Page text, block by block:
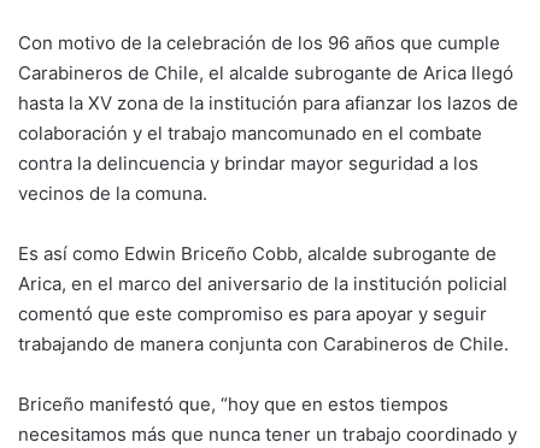
Con motivo de la celebración de los 96 años que cumple
Carabineros de Chile, el alcalde subrogante de Arica llegó
hasta la XV zona de la institución para afianzar los lazos de
colaboración y el trabajo mancomunado en el combate
contra la delincuencia y brindar mayor seguridad a los
vecinos de la comuna.
Es así como Edwin Briceño Cobb, alcalde subrogante de
Arica, en el marco del aniversario de la institución policial
comentó que este compromiso es para apoyar y seguir
trabajando de manera conjunta con Carabineros de Chile.
Briceño manifestó que, “hoy que en estos tiempos
necesitamos más que nunca tener un trabajo coordinado y